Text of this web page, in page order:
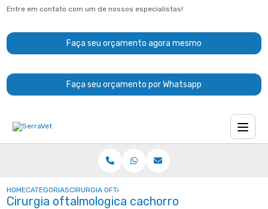
Entre em contato com um de nossos especialistas!
Faça seu orçamento agora mesmo
Faça seu orçamento por Whatsapp
HOMECATEGORIASCIRURGIA OFTALMOLOGICA CACHORRO
Cirurgia oftalmologica cachorro